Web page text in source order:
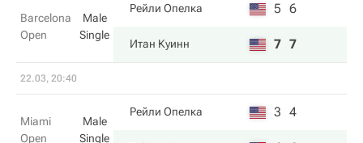
Barcelona
Open
Male
Single
Рейли Опелка 5 6
Итан Куинн 7 7
22.03, 20:40
Miami
Open
Male
Single
Рейли Опелка 3 4